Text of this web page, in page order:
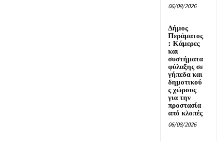
06/08/2026
Δήμος
Περάματος
: Κάμερες
και
συστήματα
φύλαξης σε
γήπεδα και
δημοτικού
ς χώρους
για την
προστασία
από κλοπές
06/08/2026